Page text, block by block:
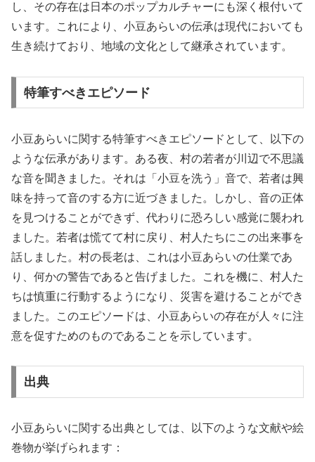
し、その存在は日本のポップカルチャーにも深く根付いて
います。これにより、小豆あらいの伝承は現代においても
生き続けており、地域の文化として継承されています。
特筆すべきエピソード
小豆あらいに関する特筆すべきエピソードとして、以下の
ような伝承があります。ある夜、村の若者が川辺で不思議
な音を聞きました。それは「小豆を洗う」音で、若者は興
味を持って音のする方に近づきました。しかし、音の正体
を見つけることができず、代わりに恐ろしい感覚に襲われ
ました。若者は慌てて村に戻り、村人たちにこの出来事を
話しました。村の長老は、これは小豆あらいの仕業であ
り、何かの警告であると告げました。これを機に、村人た
ちは慎重に行動するようになり、災害を避けることができ
ました。このエピソードは、小豆あらいの存在が人々に注
意を促すためのものであることを示しています。
出典
小豆あらいに関する出典としては、以下のような文献や絵
巻物が挙げられます：